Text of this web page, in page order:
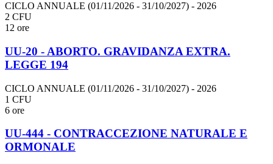
CICLO ANNUALE (01/11/2026 - 31/10/2027) - 2026
2 CFU
12 ore
UU-20 - ABORTO. GRAVIDANZA EXTRA.
LEGGE 194
CICLO ANNUALE (01/11/2026 - 31/10/2027) - 2026
1 CFU
6 ore
UU-444 - CONTRACCEZIONE NATURALE E
ORMONALE